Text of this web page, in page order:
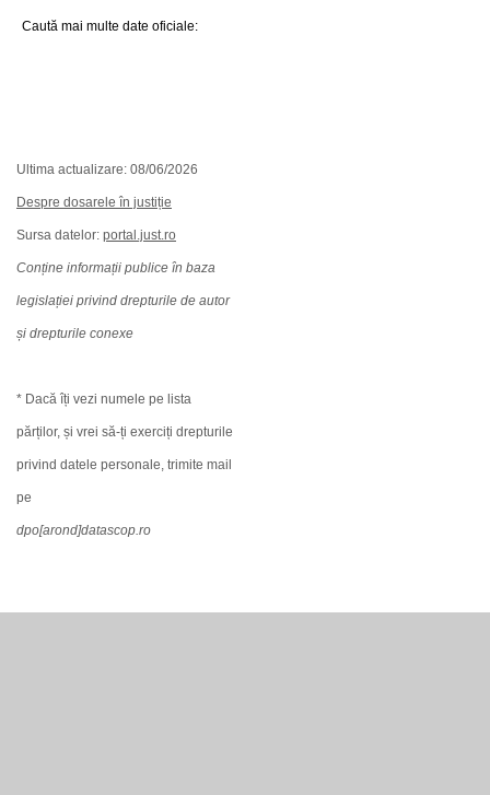
Caută mai multe date oficiale:
Ultima actualizare: 08/06/2026
Despre dosarele în justiție
Sursa datelor: portal.just.ro
Conține informații publice în baza
legislației privind drepturile de autor
și drepturile conexe
* Dacă îți vezi numele pe lista
părților, și vrei să-ți exerciți drepturile
privind datele personale, trimite mail
pe
dpo[arond]datascop.ro